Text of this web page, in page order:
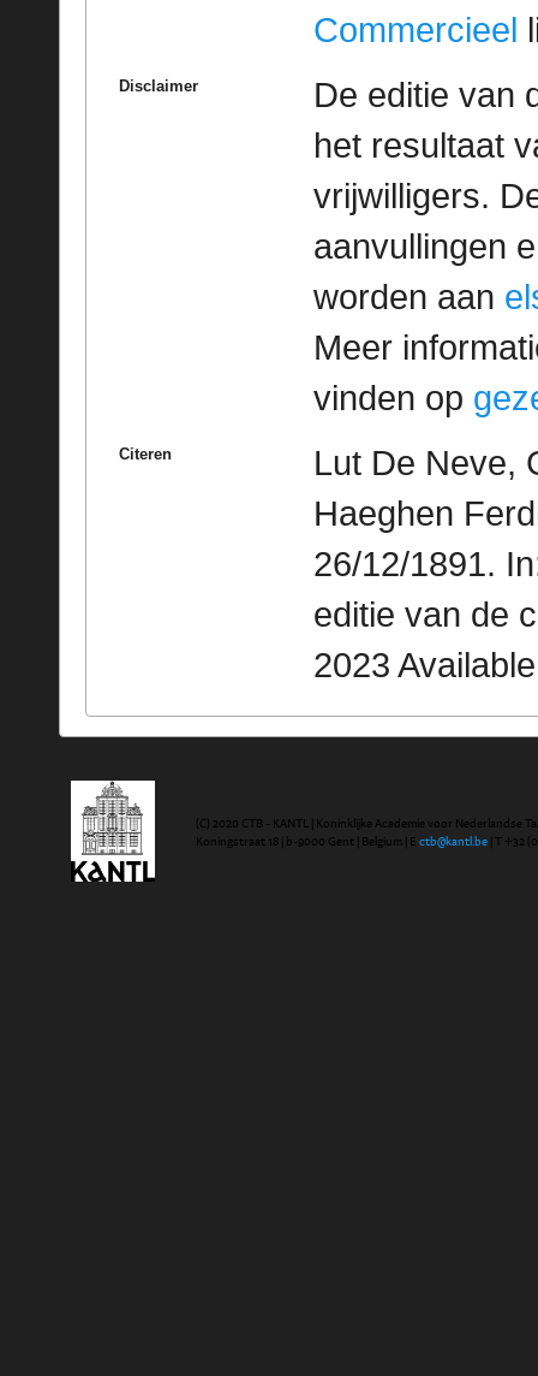
Commercieel
Disclaimer
De editie van
het resultaat
vrijwilligers.
aanvullingen
worden aan
Meer
vinden op
Citeren
Lut De Neve,
Haeghen
26/12/1891.
editie van de
2023
(C) 2020 CTB - KANTL | Koninklijke Academie voor Nederlandse
Koningstraat 18 | b-9000 Gent | Belgium | E ctb@kantl.be | T +32